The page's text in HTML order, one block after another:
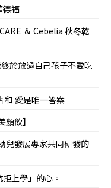
德福
＆ Cebelia 秋冬乾
於放過自己孩子不愛吃
和 愛是唯一答案
飲】
兒發展專家共同研發的
上學」的心。